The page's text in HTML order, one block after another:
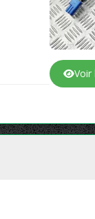
Voir